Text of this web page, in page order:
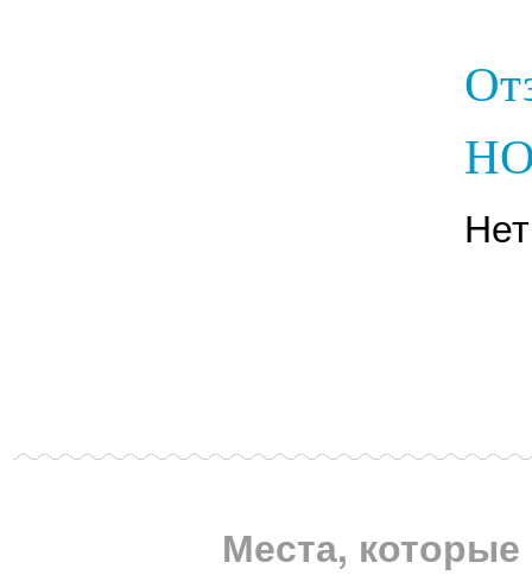
Места, которые